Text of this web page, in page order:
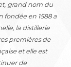
grand nom du
fondée en 1588 a
la distillerie
premières de
et elle est
de